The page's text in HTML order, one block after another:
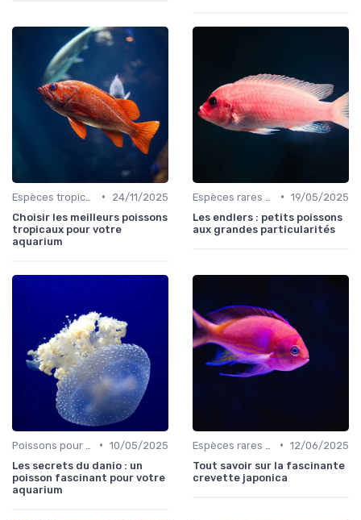
•
24/11/2025
Choisir les meilleurs poissons
tropicaux pour votre
aquarium
• 19/05/2025
Les endlers : petits poissons
aux grandes particularités
• 10/05/2025
Les secrets du danio : un
poisson fascinant pour votre
aquarium
• 12/06/2025
Tout savoir sur la fascinante
crevette japonica